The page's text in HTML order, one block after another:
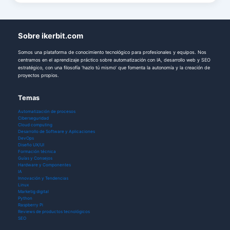
Sobre ikerbit.com
Somos una plataforma de conocimiento tecnológico para profesionales y equipos. Nos
centramos en el aprendizaje práctico sobre automatización con IA, desarrollo web y SEO
estratégico, con una filosofía 'hazlo tú mismo' que fomenta la autonomía y la creación de
proyectos propios.
Temas
Automatización de procesos
Ciberseguridad
Cloud computing
Desarrollo de Software y Aplicaciones
DevOps
Diseño UX/UI
Formación técnica
Guías y Consejos
Hardware y Componentes
IA
Innovación y Tendencias
Linux
Marketig digital
Python
Raspberry Pi
Reviews de productos tecnológicos
SEO